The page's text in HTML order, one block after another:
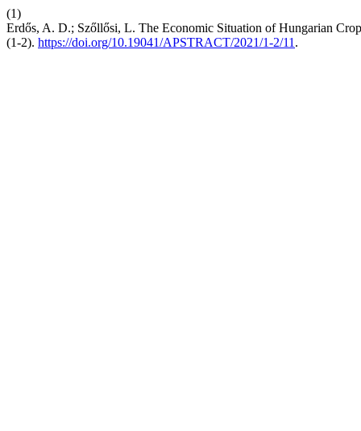
(1)
Erdős, A. D.; Szőllősi, L. The Economic Situation of Hungarian
(1-2). https://doi.org/10.19041/APSTRACT/2021/1-2/11 .